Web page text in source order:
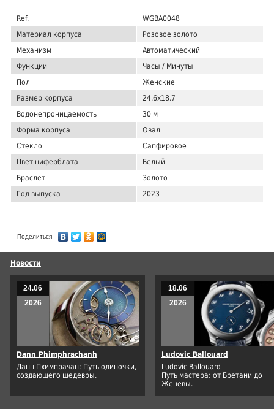
Ref.
WGBA0048
Материал корпуса
Розовое золото
Механизм
Автоматический
Функции
Часы / Минуты
Пол
Женские
Размер корпуса
24.6x18.7
Водонепроницаемость
30 м
Форма корпуса
Овал
Стекло
Сапфировое
Цвет циферблата
Белый
Браслет
Золото
Год выпуска
2023
Поделиться
Новости
24.06
2026
Dann Phimphrachanh
Данн Пхимпрачан: Путь одиночки,
создающего шедевры.
18.06
2026
Ludovic Ballouard
Ludovic Ballouard
Путь мастера: от Бретани до
Женевы.